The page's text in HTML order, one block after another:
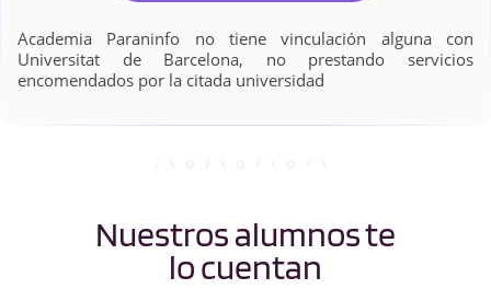
Academia Paraninfo no tiene vinculación alguna con
Universitat de Barcelona, no prestando servicios
encomendados por la citada universidad
Nuestros alumnos te
lo cuentan